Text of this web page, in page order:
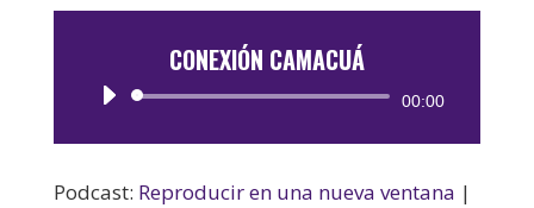
CONEXIÓN CAMACUÁ
Reproductor
00:00
Podcast: Reproducir en una nueva ventana |